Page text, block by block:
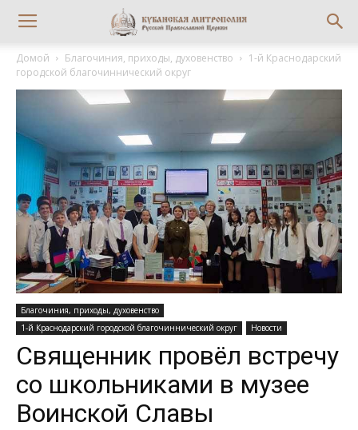
Домой Благочиния, приходы, духовенство
1-й Краснодарский
городской благочиннический округ
Благочиния, приходы, духовенство
1-й Краснодарский городской благочиннический округ
Новости
Священник провёл встречу
со школьниками в музее
Воинской Славы